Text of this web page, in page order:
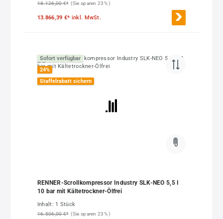
18.126,00 €* (Sie sparen 23% )
13.866,39 €* inkl. MwSt.
Sofort verfügbar
24%
Staffelrabatt sichern
RENNER-Scrollkompressor Industry SLK-NEO 5,5 I
10 bar mit Kältetrockner-Ölfrei
Inhalt: 1 Stück
16.506,00 €* (Sie sparen 23% )